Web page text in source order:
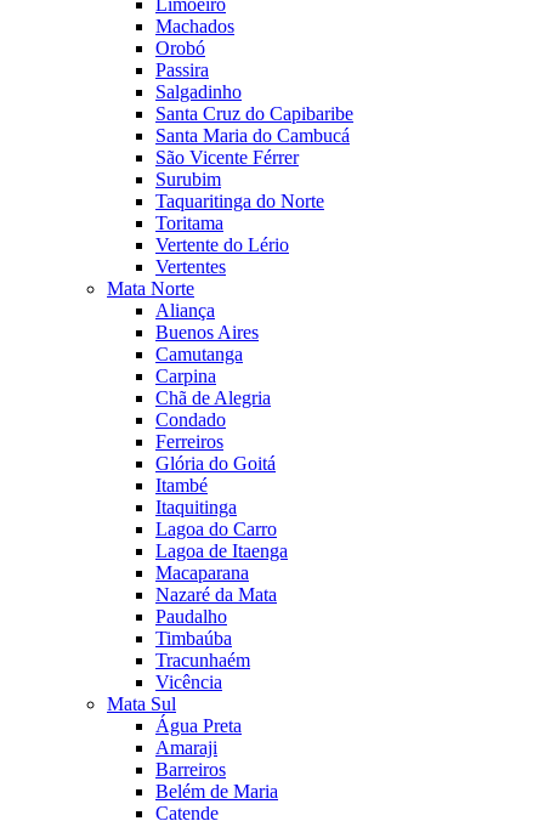
Limoeiro
Machados
Orobó
Passira
Salgadinho
Santa Cruz do Capibaribe
Santa Maria do Cambucá
São Vicente Férrer
Surubim
Taquaritinga do Norte
Toritama
Vertente do Lério
Vertentes
Mata Norte
Aliança
Buenos Aires
Camutanga
Carpina
Chã de Alegria
Condado
Ferreiros
Glória do Goitá
Itambé
Itaquitinga
Lagoa do Carro
Lagoa de Itaenga
Macaparana
Nazaré da Mata
Paudalho
Timbaúba
Tracunhaém
Vicência
Mata Sul
Água Preta
Amaraji
Barreiros
Belém de Maria
Catende